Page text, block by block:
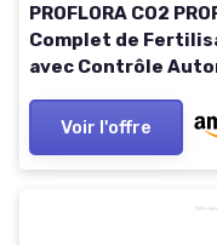
PROFLORA CO2
Complet de
avec Contrôle
Voir l'offre